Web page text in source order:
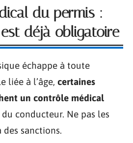
du permis :
déjà obligatoire
échappe à toute
liée à l’âge, certaines
un contrôle médical
du conducteur. Ne pas les
sanctions.